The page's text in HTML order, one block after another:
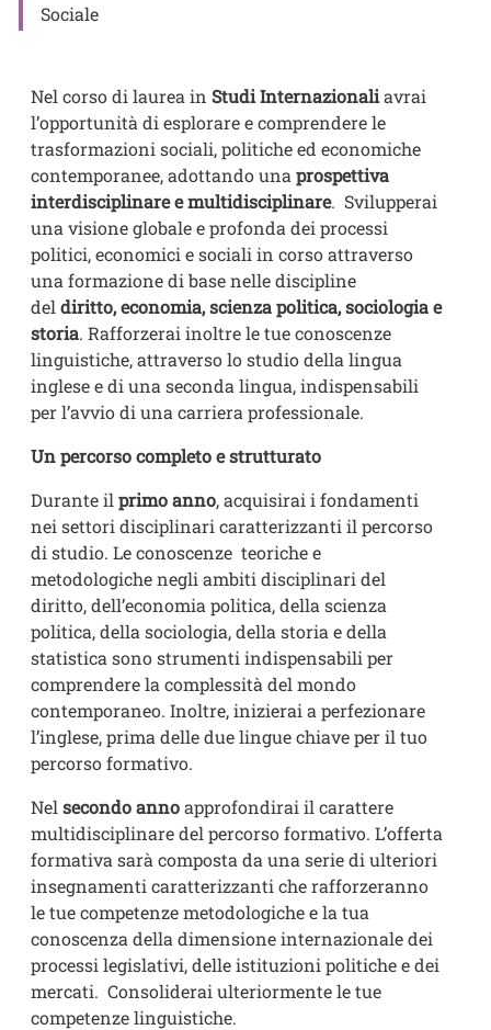
Nel corso di laurea in Studi Internazionaliavrai
l’opportunità di esplorare e comprendere le
trasformazioni sociali, politiche ed economiche
contemporanee, adottando una prospettiva
interdisciplinare e multidisciplinare. Svilupperai
una visione globale e profonda dei processi
politici, economici e sociali in corso attraverso
una formazione di base nelle discipline
del diritto, economia, scienza politica, sociologia e
storia. Rafforzerai inoltre le tue conoscenze
linguistiche, attraverso lo studio della lingua
inglese e di una seconda lingua, indispensabili
per l’avvio di una carriera professionale.
Un percorso completo e strutturato
Durante il primo anno, acquisirai i fondamenti
nei settori disciplinari caratterizzanti il percorso
di studio. Le conoscenze teoriche e
metodologiche negli ambiti disciplinari del
diritto, dell’economia politica, della scienza
politica, della sociologia, della storia e della
statistica sono strumenti indispensabili per
comprendere la complessità del mondo
contemporaneo. Inoltre, inizierai a perfezionare
l’inglese, prima delle due lingue chiave per il tuo
percorso formativo.
Nel secondo annoapprofondirai il carattere
multidisciplinare del percorso formativo. L’offerta
formativa sarà composta da una serie di ulteriori
insegnamenti caratterizzanti che rafforzeranno
le tue competenze metodologiche e la tua
conoscenza della dimensione internazionale dei
processi legislativi, delle istituzioni politiche e dei
mercati. Consoliderai ulteriormente le tue
competenze linguistiche.
Sociale